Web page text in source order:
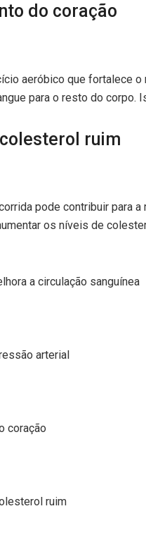
do coração
aeróbico que fortalece
para o resto do corpo.
ruim
pode contribuir para
os níveis de
a circulação sanguínea
arterial
coração
ruim